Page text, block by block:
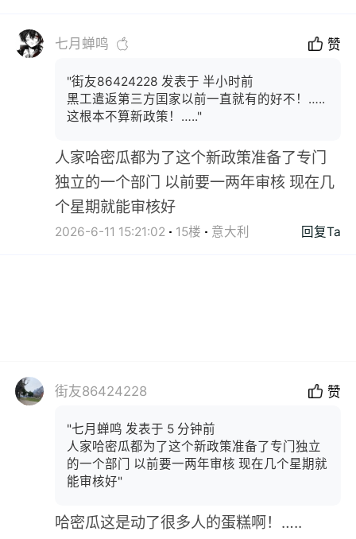
七月蝉鸣 赞
"街友86424228 发表于 半小时前
黑工遣返第三方囯家以前一直就有的好不！…..
这根本不算新政策！….."
人家哈密瓜都为了这个新政策准备了专门
独立的一个部门 以前要一两年审核 现在几
个星期就能审核好
2026-6-11 15:21:02 15楼 意大利 回复Ta
街友86424228 赞
"七月蝉鸣 发表于 5 分钟前
人家哈密瓜都为了这个新政策准备了专门独立
的一个部门 以前要一两年审核 现在几个星期就
能审核好"
哈密瓜这是动了很多人的蛋糕啊！…..